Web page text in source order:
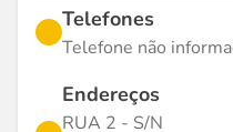
Telefones
Telefone não
Endereços
RUA 2 - S/N